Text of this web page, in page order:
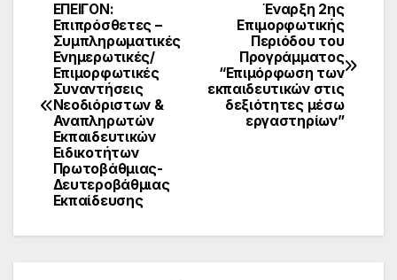
Πλοήγηση
άρθρων
Έναρξη 2ης
Επιμορφωτικής
Περιόδου του
Προγράμματος
“Επιμόρφωση των
εκπαιδευτικών στις
δεξιότητες μέσω
εργαστηρίων”
ΕΠΕΙΓΟΝ:
Επιπρόσθετες –
Συμπληρωματικές
Ενημερωτικές/
Επιμορφωτικές
Συναντήσεις
Νεοδιόριστων &
Αναπληρωτών
Εκπαιδευτικών
Ειδικοτήτων
Πρωτοβάθμιας-
Δευτεροβάθμιας
Εκπαίδευσης